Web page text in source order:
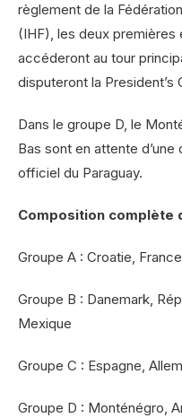
règlement de la
(IHF), les deux
accéderont au tour
disputeront la President’s
Dans le groupe D, le
Bas sont en attente
officiel du Paraguay.
Composition complète
Groupe A : Croatie,
Groupe B : Danemark,
Mexique
Groupe C : Espagne,
Groupe D : Monténégro,